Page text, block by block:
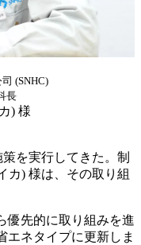
(SNHC)
長
) 様
を実行してきた。制
カ) 様は、その取り組
優先的に取り組みを進
エネタイプに更新しま